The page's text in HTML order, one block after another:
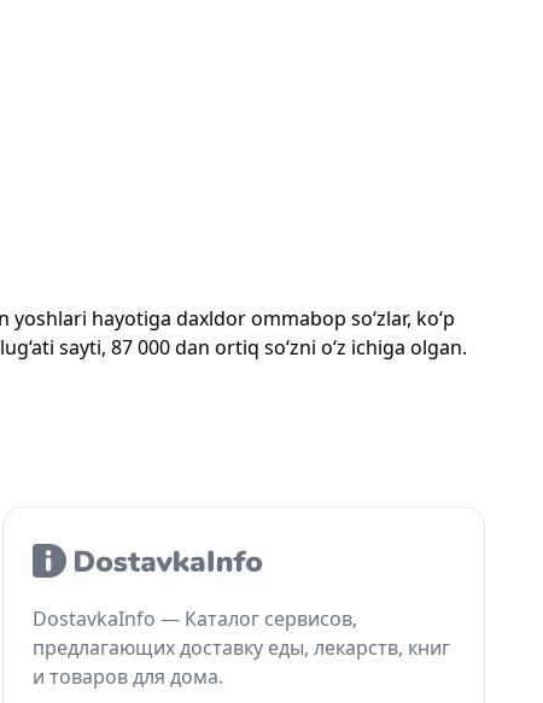
hayotiga daxldor ommabop so‘zlar, ko‘p
sayti, 87 000 dan ortiq so‘zni o‘z ichiga olgan.
DostavkaInfo — Каталог сервисов,
предлагающих доставку еды, лекарств, книг
и товаров для дома.